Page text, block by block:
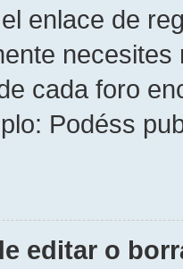
enlace de
cada foro
Podéss
editar o